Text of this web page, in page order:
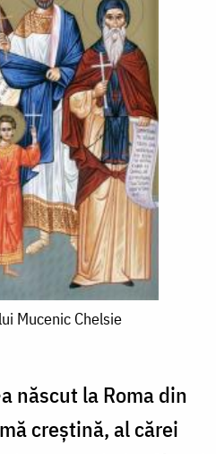
Mucenic Chelsie
născut la Roma din
creştină, al cărei